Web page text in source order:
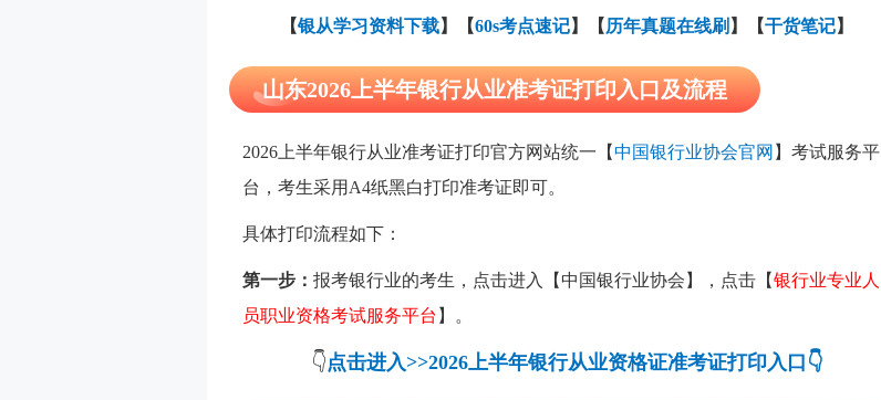
【银从学习资料下载】 【60s考点速记】【 历年真题在线刷 】 【干货笔记】
山东2026上半年银行从业准考证打印入口及流程
2026上半年银行从业准考证打印官方网站统一【中国银行业协会官网 】 考试服务平
台，考生采用A4纸黑白打印准考证即可。
具体打印流程如下：
第一步： 报考银行业的考生，点击进入【 中国银行业协会 】，点击【银行业专业人
员职业资格考试服务平台 】。
👇点击进入>>2026上半年银行从业资格证准考证打印入口 👇